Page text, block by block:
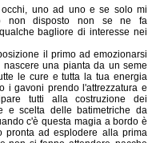
uno ad uno e se solo mi
non disposto non se ne fa
bagliore di interesse nei
il primo ad emozionarsi
una pianta da un seme
le cure e tutta la tua energia
i gavoni prendo l'attrezzatura e
tutti alla costruzione dei
e scelta delle batimetriche da
c'è questa magia a bordo è
ad esplodere alla prima